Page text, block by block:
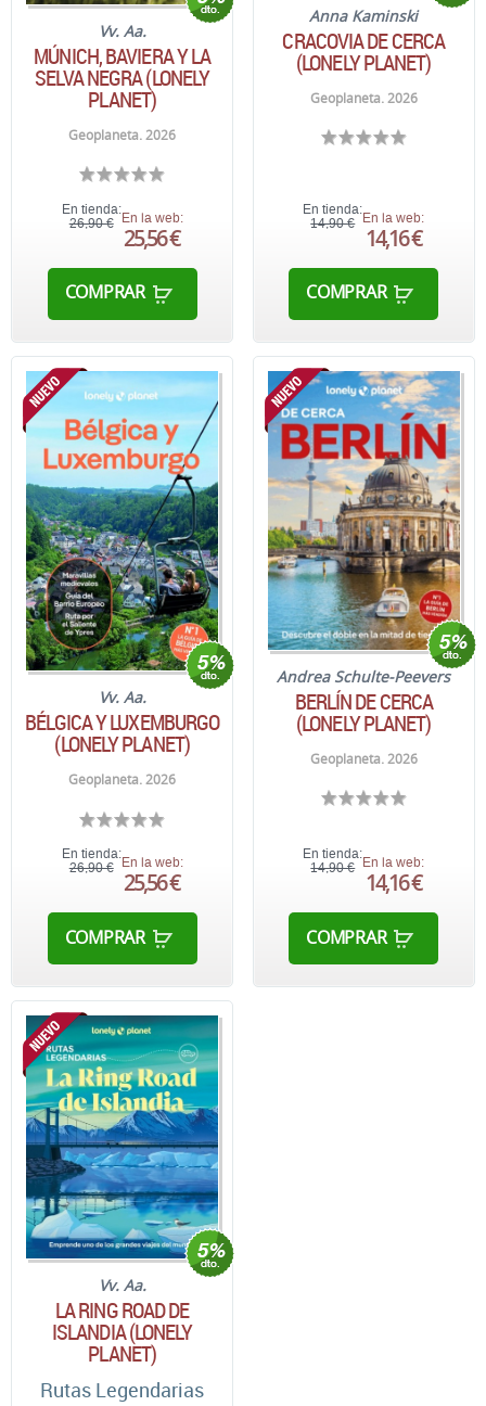
Vv. Aa.
MÚNICH, BAVIERA Y LA
SELVA NEGRA (LONELY
PLANET)
Geoplaneta. 2026
En tienda:
26,90 € En la web:
25,56 €
COMPRAR
Anna Kaminski
CRACOVIA DE CERCA
(LONELY PLANET)
Geoplaneta. 2026
En tienda:
14,90 € En la web:
14,16 €
COMPRAR
Vv. Aa.
BÉLGICA Y LUXEMBURGO
(LONELY PLANET)
Geoplaneta. 2026
En tienda:
26,90 € En la web:
25,56 €
COMPRAR
Andrea Schulte-Peevers
BERLÍN DE CERCA
(LONELY PLANET)
Geoplaneta. 2026
En tienda:
14,90 €
En la web:
14,16 €
COMPRAR
Vv. Aa.
LA RING ROAD DE
ISLANDIA (LONELY
PLANET)
Rutas Legendarias